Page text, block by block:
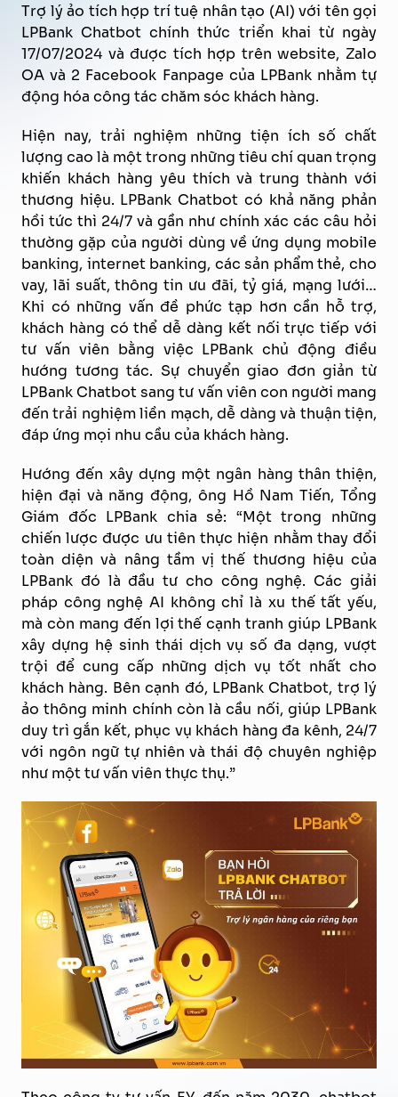
Trợ lý ảo tích hợp trí tuệ nhân tạo (AI) với tên gọi
LPBank Chatbot chính thức triển khai từ ngày
17/07/2024 và được tích hợp trên website, Zalo
OA và 2 Facebook Fanpage của LPBank nhằm tự
động hóa công tác chăm sóc khách hàng.
Hiện nay, trải nghiệm những tiện ích số chất
lượng cao là một trong những tiêu chí quan trọng
khiến khách hàng yêu thích và trung thành với
thương hiệu. LPBank Chatbot có khả năng phản
hồi tức thì 24/7 và gần như chính xác các câu hỏi
thường gặp của người dùng về ứng dụng mobile
banking, internet banking, các sản phẩm thẻ, cho
vay, lãi suất, thông tin ưu đãi, tỷ giá, mạng lưới…
Khi có những vấn đề phức tạp hơn cần hỗ trợ,
khách hàng có thể dễ dàng kết nối trực tiếp với
tư vấn viên bằng việc LPBank chủ động điều
hướng tương tác. Sự chuyển giao đơn giản từ
LPBank Chatbot sang tư vấn viên con người mang
đến trải nghiệm liền mạch, dễ dàng và thuận tiện,
đáp ứng mọi nhu cầu của khách hàng.
Hướng đến xây dựng một ngân hàng thân thiện,
hiện đại và năng động, ông Hồ Nam Tiến, Tổng
Giám đốc LPBank chia sẻ: “Một trong những
chiến lược được ưu tiên thực hiện nhằm thay đổi
toàn diện và nâng tầm vị thế thương hiệu của
LPBank đó là đầu tư cho công nghệ. Các giải
pháp công nghệ AI không chỉ là xu thế tất yếu,
mà còn mang đến lợi thế cạnh tranh giúp LPBank
xây dựng hệ sinh thái dịch vụ số đa dạng, vượt
trội để cung cấp những dịch vụ tốt nhất cho
khách hàng. Bên cạnh đó, LPBank Chatbot, trợ lý
ảo thông minh chính còn là cầu nối, giúp LPBank
duy trì gắn kết, phục vụ khách hàng đa kênh, 24/7
với ngôn ngữ tự nhiên và thái độ chuyên nghiệp
như một tư vấn viên thực thụ.”